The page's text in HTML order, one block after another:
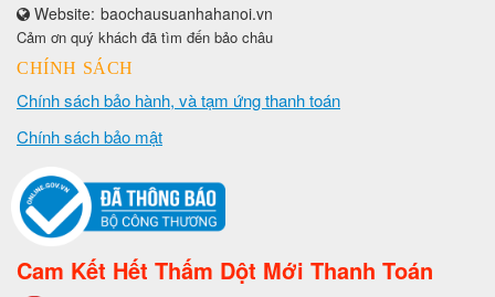
Website: baochausuanhahanoi.vn
Cảm ơn quý khách đã tìm đến bảo châu
CHÍNH SÁCH
Chính sách bảo hành, và tạm ứng thanh toán
Chính sách bảo mật
Cam Kết Hết Thấm Dột Mới Thanh Toán